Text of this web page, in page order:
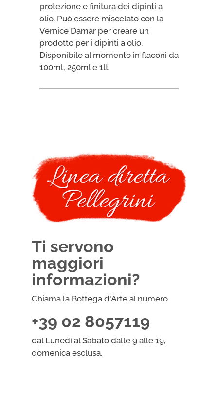
protezione e finitura dei dipinti a
olio. Può essere miscelato con la
Vernice Damar per creare un
prodotto per i dipinti a olio.
Disponibile al momento in flaconi da
100ml, 250ml e 1lt
Ti servono
maggiori
informazioni?
Chiama la Bottega d'Arte al numero
+39 02 8057119
dal Lunedì al Sabato dalle 9 alle 19,
domenica esclusa.